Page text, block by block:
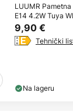
LUUMR
E14 4.2W Tuya
9,90 €
Tehnički
Na lageru